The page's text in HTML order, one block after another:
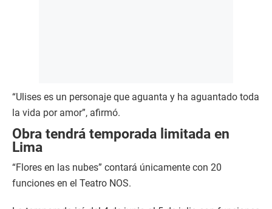
“Ulises es un personaje que aguanta y ha aguantado toda
la vida por amor”, afirmó.
Obra tendrá temporada limitada en
Lima
“Flores en las nubes” contará únicamente con 20
funciones en el Teatro NOS.